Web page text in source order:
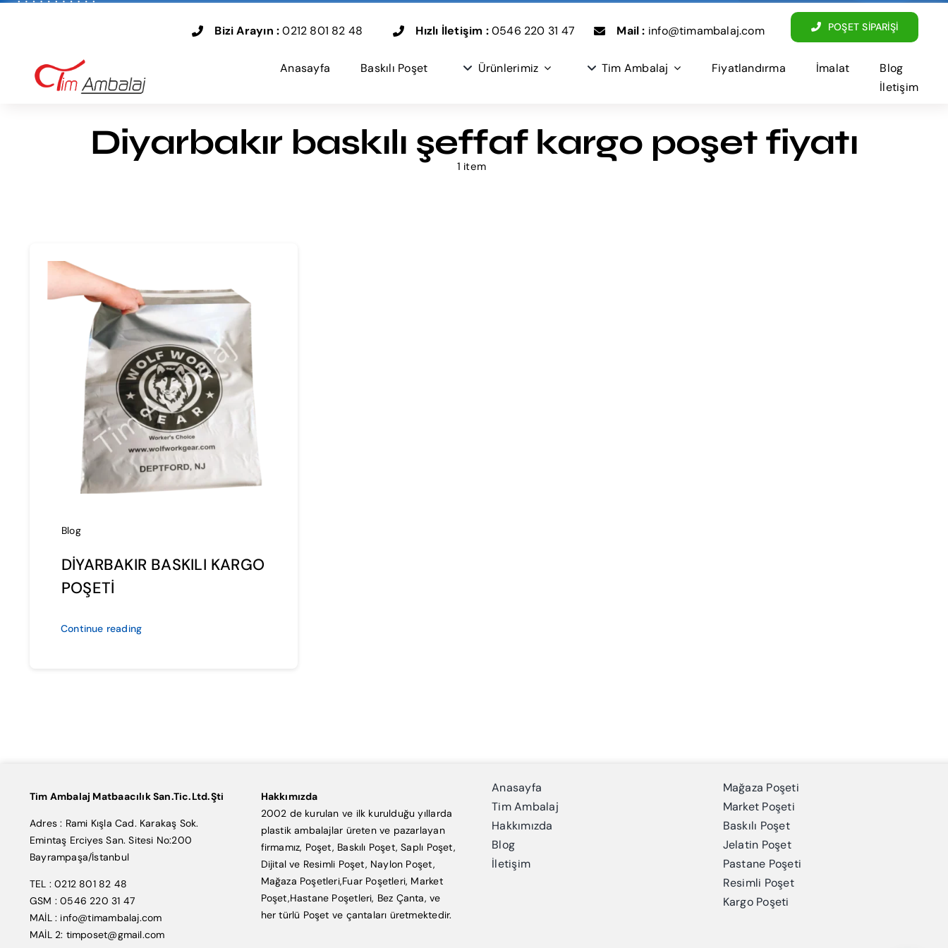
Bizi Arayın :0212 801 82 48 Hızlı İletişim :0546 220 31 47 Mail : info@timambalaj.com POŞET SİPARİŞİ
Anasayfa Baskılı Poşet Ürünlerimiz Tim Ambalaj Fiyatlandırma İmalat
Blog
İletişim
Diyarbakır baskılı şeffaf kargo poşet fiyatı
1 item
Blog
DİYARBAKIR BASKILI KARGO
POŞETİ
Continue reading
Tim Ambalaj Matbaacılık San.Tic.Ltd.Şti
Adres : Rami Kışla Cad. Karakaş Sok.
Emintaş Erciyes San. Sitesi No:200
Bayrampaşa/İstanbul
TEL : 0212 801 82 48
GSM : 0546 220 31 47
MAİL : info@timambalaj.com
MAİL 2: timposet@gmail.com
Hakkımızda
2002 de kurulan ve ilk kurulduğu yıllarda
plastik ambalajlar üreten ve pazarlayan
firmamız, Poşet, Baskılı Poşet, Saplı Poşet,
Dijital ve Resimli Poşet, Naylon Poşet,
Mağaza Poşetleri,Fuar Poşetleri, Market
Poşet,Hastane Poşetleri, Bez Çanta, ve
her türlü Poşet ve çantaları üretmektedir.
Anasayfa
Tim Ambalaj
Hakkımızda
Blog
İletişim
Mağaza Poşeti
Market Poşeti
Baskılı Poşet
Jelatin Poşet
Pastane Poşeti
Resimli Poşet
Kargo Poşeti